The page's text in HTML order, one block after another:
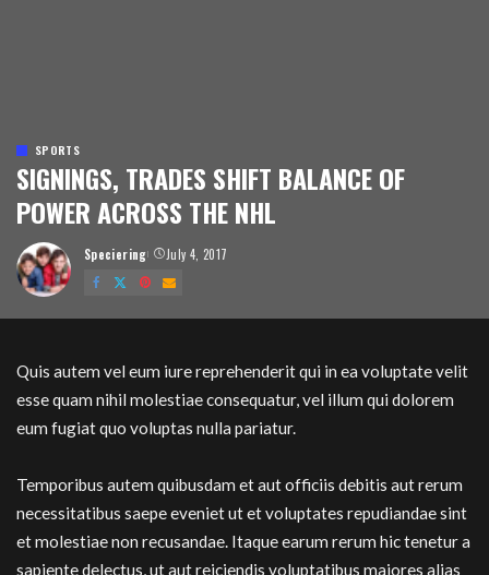
SPORTS
SIGNINGS, TRADES SHIFT BALANCE OF
POWER ACROSS THE NHL
Posted
by
Speciering July 4, 2017
Quis autem vel eum iure reprehenderit qui in ea voluptate velit
esse quam nihil molestiae consequatur, vel illum qui dolorem
eum fugiat quo voluptas nulla pariatur.
Temporibus autem quibusdam et aut officiis debitis aut rerum
necessitatibus saepe eveniet ut et voluptates repudiandae sint
et molestiae non recusandae. Itaque earum rerum hic tenetur a
sapiente delectus, ut aut reiciendis voluptatibus maiores alias